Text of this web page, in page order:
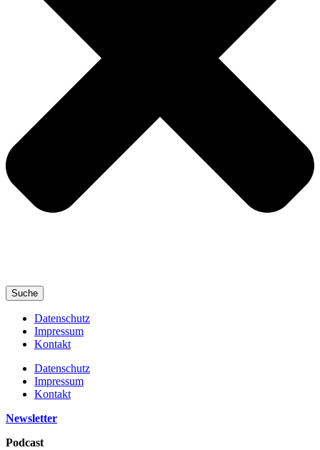
Suche
Datenschutz
Impressum
Kontakt
Datenschutz
Impressum
Kontakt
Newsletter
Podcast